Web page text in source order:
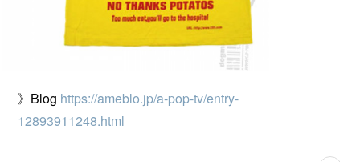
》Blog https://ameblo.jp/a-pop-tv/entry-
12893911248.html